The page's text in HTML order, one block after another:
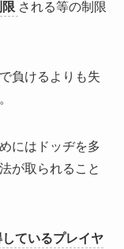
される等の制限
負けるよりも失
にはドッヂを多
が取られる こと
ているプレイヤ